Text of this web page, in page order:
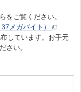
をご覧ください。
メガバイト）
しています。お手元
さい。